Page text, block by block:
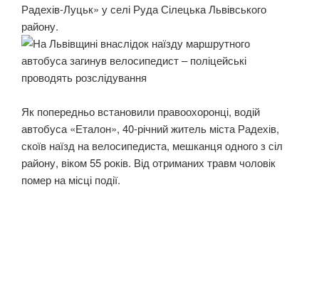
Радехів-Луцьк» у селі Руда Сілецька Львівського
району.
Як попередньо встановили правоохоронці, водій
автобуса «Еталон», 40-річний житель міста Радехів,
скоїв наїзд на велосипедиста, мешканця одного з сіл
району, віком 55 років. Від отриманих травм чоловік
помер на місці події.